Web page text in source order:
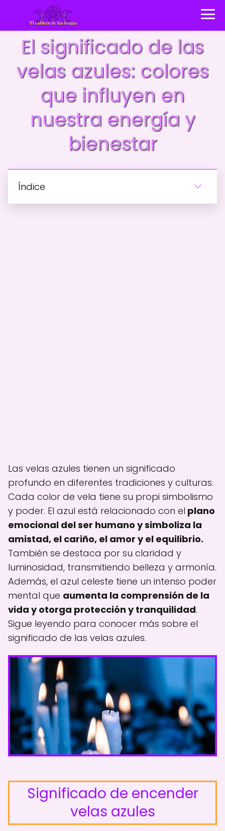
El significado de las
velas azules: colores
que influyen en
nuestra energía y
bienestar
Índice
Las velas azules tienen un significado
profundo en diferentes tradiciones y culturas.
Cada color de vela tiene su propi simbolismo
y poder. El azul está relacionado con el plano
emocional del ser humano y simboliza la
amistad, el cariño, el amor y el equilibrio.
También se destaca por su claridad y
luminosidad, transmitiendo belleza y armonía.
Además, el azul celeste tiene un intenso poder
mental que aumenta la comprensión de la
vida y otorga protección y tranquilidad.
Sigue leyendo para conocer más sobre el
significado de las velas azules.
Significado de encender
velas azules